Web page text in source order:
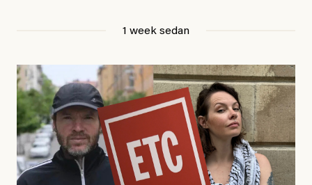
1 week sedan